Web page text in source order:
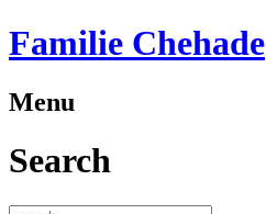
Familie Chehade
Menu
Search